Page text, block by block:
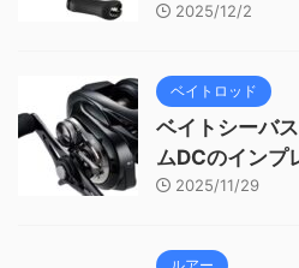
2025/12/2
ベイトロッド
ベイトシーバ
ムDCのインプ
2025/11/29